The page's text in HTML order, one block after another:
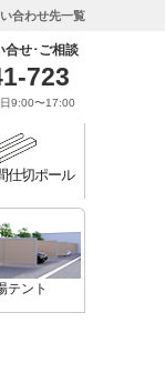
合わせ先一覧
合せ･ご相談
723
9:00〜17:00
仕切ポール
テント